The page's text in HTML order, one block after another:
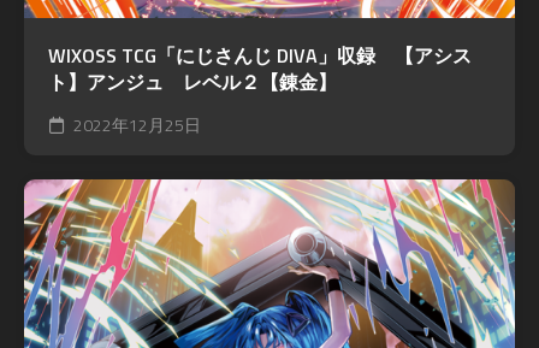
WIXOSS TCG「にじさんじ DIVA」収録 【アシス
ト】アンジュ レベル２【錬金】
2022年12月25日